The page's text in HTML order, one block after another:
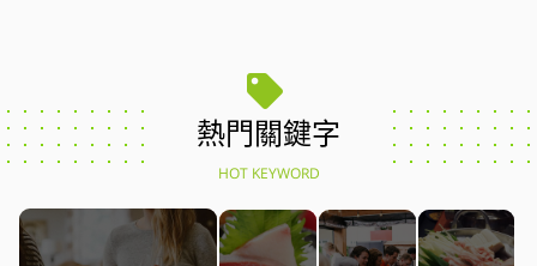
熱門關鍵字
HOT KEYWORD